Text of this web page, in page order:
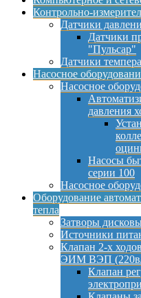
Контрольно-
Датчики
Датчики
"Пульсар"
Датчики
Насосное
Насосное
давления
Насосы
серии 100
Насосное
Оборудование
тепла
Затворы
Источники
Клапан 2-х
ЭИМ ВЭП (220в/
Клапан